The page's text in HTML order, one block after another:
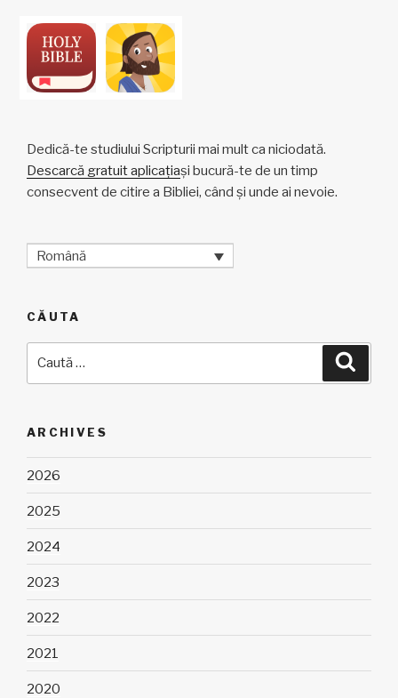
Dedică-te studiului Scripturii mai mult ca niciodată.
Descarcă gratuit aplicațiași bucură-te de un timp
consecvent de citire a Bibliei, când și unde ai nevoie.
Română
CĂUTA
ARCHIVES
2026
2025
2024
2023
2022
2021
2020